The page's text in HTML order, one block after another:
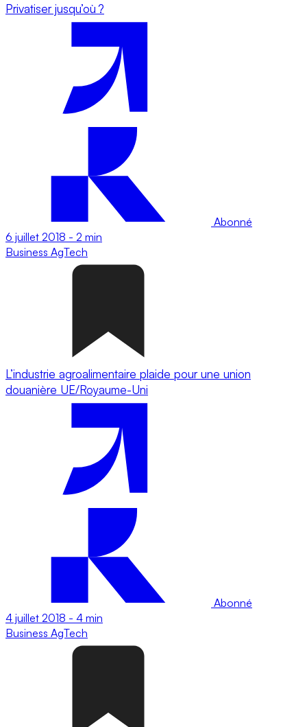
Privatiser jusqu’où ?
Abonné
6 juillet 2018 - 2 min
Business AgTech
L’industrie agroalimentaire plaide pour une union
douanière UE/Royaume-Uni
Abonné
4 juillet 2018 - 4 min
Business AgTech